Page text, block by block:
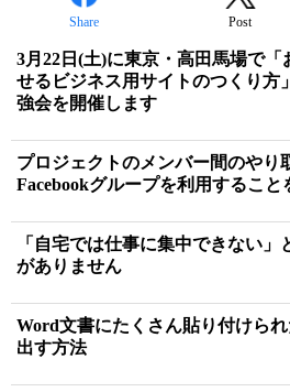
Share Post
3月22日(土)に東京・高田馬場で
せるビジネス用サイトのつくり方
強会を開催します
プロジェクトのメンバー間のやり
Facebookグループを利用すること
「自宅では仕事に集中できない
がありません
Word文書にたくさん貼り付けら
出す方法